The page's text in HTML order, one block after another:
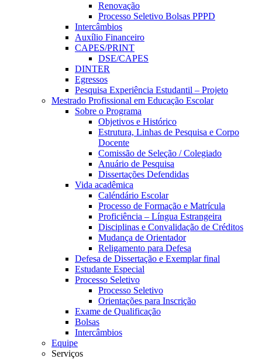
Renovação
Processo Seletivo Bolsas PPPD
Intercâmbios
Auxílio Financeiro
CAPES/PRINT
DSE/CAPES
DINTER
Egressos
Pesquisa Experiência Estudantil – Projeto
Mestrado Profissional em Educação Escolar
Sobre o Programa
Objetivos e Histórico
Estrutura, Linhas de Pesquisa e Corpo
Docente
Comissão de Seleção / Colegiado
Anuário de Pesquisa
Dissertações Defendidas
Vida acadêmica
Caléndário Escolar
Processo de Formação e Matrícula
Proficiência – Língua Estrangeira
Disciplinas e Convalidação de Créditos
Mudança de Orientador
Religamento para Defesa
Defesa de Dissertação e Exemplar final
Estudante Especial
Processo Seletivo
Processo Seletivo
Orientações para Inscrição
Exame de Qualificação
Bolsas
Intercâmbios
Equipe
Serviços